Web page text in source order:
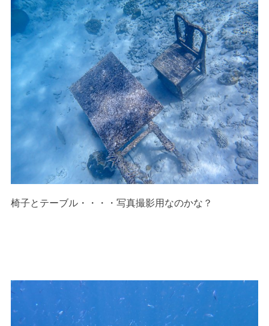
椅子とテーブル・・・・写真撮影用なのかな？